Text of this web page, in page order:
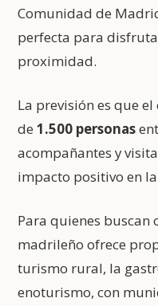
Comunidad de
perfecta para
proximidad.
La previsión es que
de1.500 personas
acompañantes y
impacto positivo en
Para quienes buscan
madrileño ofrece
turismo rural, la
enoturismo, con